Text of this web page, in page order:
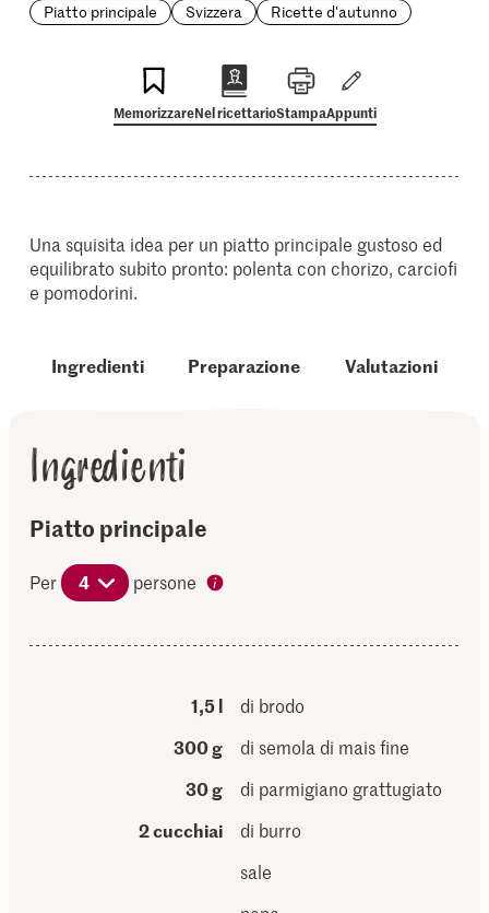
Piatto principale
Svizzera Ricette d'autunno
MemorizzareNel ricettarioStampaAppunti
Una squisita idea per un piatto principale gustoso ed
equilibrato subito pronto: polenta con chorizo, carciofi
e pomodorini.
Ingredienti Preparazione Valutazioni
Ingredienti
Piatto principale
Per 4 persone
1,5 l
di brodo
300 g
di semola di mais fine
30 g
di parmigiano grattugiato
2 cucchiai
di burro
sale